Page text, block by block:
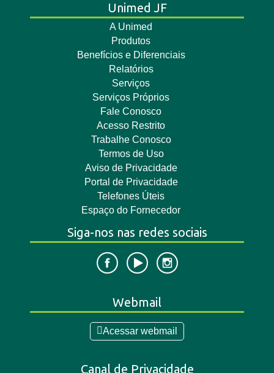
Unimed JF
A Unimed
Produtos
Benefícios e Diferenciais
Relatórios
Serviços
Serviços Próprios
Fale Conosco
Acesso Restrito
Trabalhe Conosco
Termos de Uso
Aviso de Privacidade
Portal de Privacidade
Telefones Úteis
Espaço do Fornecedor
Siga-nos nas redes sociais
Webmail
Acessar webmail
Canal de Privacidade